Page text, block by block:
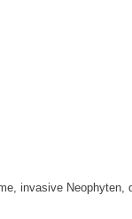
invasive